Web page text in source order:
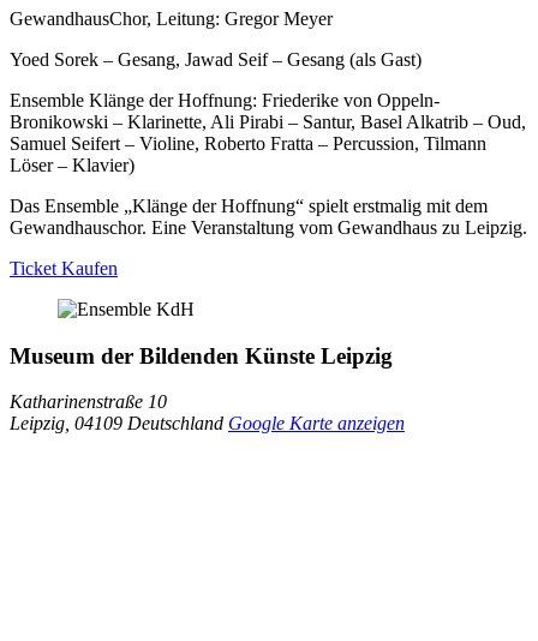
GewandhausChor, Leitung: Gregor Meyer
Yoed Sorek – Gesang, Jawad Seif – Gesang (als Gast)
Ensemble Klänge der Hoffnung: Friederike von Oppeln-
Bronikowski – Klarinette, Ali Pirabi – Santur, Basel Alkatrib – Oud,
Samuel Seifert – Violine, Roberto Fratta – Percussion, Tilmann
Löser – Klavier)
Das Ensemble „Klänge der Hoffnung“ spielt erstmalig mit dem
Gewandhauschor. Eine Veranstaltung vom Gewandhaus zu Leipzig.
Ticket Kaufen
Museum der Bildenden Künste Leipzig
Katharinenstraße 10
Leipzig 04109 Deutschland Google Karte anzeigen